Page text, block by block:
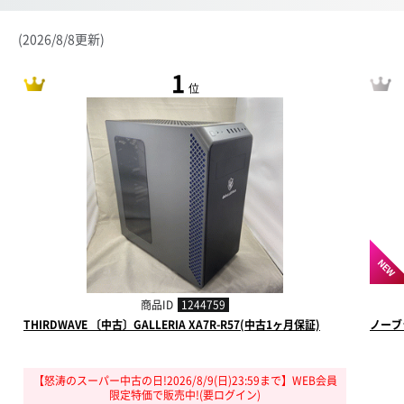
(2026/8/8更新)
1 位
商品ID 1244759
THIRDWAVE 〔中古〕GALLERIA XA7R-R57(中古1ヶ月保証)
【怒涛のスーパー中古の日!2026/8/9(日)23:59まで】WEB会員
限定特価で販売中!(要ログイン)
NEW
ノー